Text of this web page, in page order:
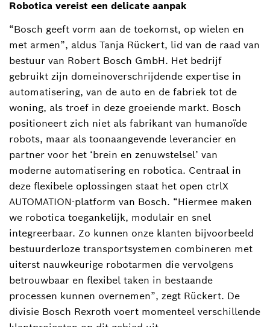
Robotica vereist een delicate aanpak
“Bosch geeft vorm aan de toekomst, op wielen en
met armen”, aldus Tanja Rückert, lid van de raad van
bestuur van Robert Bosch GmbH. Het bedrijf
gebruikt zijn domeinoverschrijdende expertise in
automatisering, van de auto en de fabriek tot de
woning, als troef in deze groeiende markt. Bosch
positioneert zich niet als fabrikant van humanoïde
robots, maar als toonaangevende leverancier en
partner voor het ‘brein en zenuwstelsel’ van
moderne automatisering en robotica. Centraal in
deze flexibele oplossingen staat het open ctrlX
AUTOMATION-platform van Bosch. “Hiermee maken
we robotica toegankelijk, modulair en snel
integreerbaar. Zo kunnen onze klanten bijvoorbeeld
bestuurderloze transportsystemen combineren met
uiterst nauwkeurige robotarmen die vervolgens
betrouwbaar en flexibel taken in bestaande
processen kunnen overnemen”, zegt Rückert. De
divisie Bosch Rexroth voert momenteel verschillende